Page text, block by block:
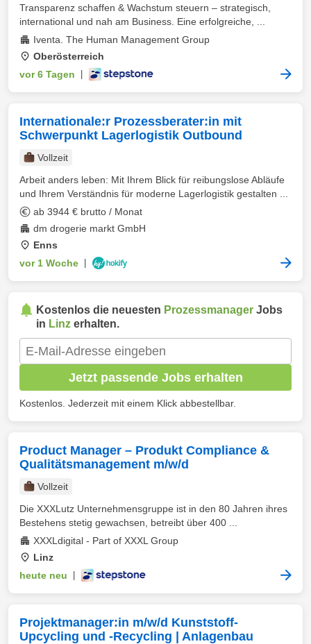
Transparenz schaffen & Wachstum steuern – strategisch,
international und nah am Business. Eine erfolgreiche, ...
Iventa. The Human Management Group
Oberösterreich
vor 6 Tagen
Internationale:r Prozessberater:in mit
Schwerpunkt Lagerlogistik Outbound
Vollzeit
Arbeit anders leben: Mit Ihrem Blick für reibungslose Abläufe
und Ihrem Verständnis für moderne Lagerlogistik gestalten ...
ab 3944 € brutto / Monat
dm drogerie markt GmbH
Enns
vor 1 Woche
Kostenlos die neuesten Prozessmanager Jobs
in Linz erhalten.
Jetzt passende Jobs erhalten
Kostenlos. Jederzeit mit einem Klick abbestellbar.
Product Manager – Produkt Compliance &
Qualitätsmanagement m/w/d
Vollzeit
Die XXXLutz Unternehmensgruppe ist in den 80 Jahren ihres
Bestehens stetig gewachsen, betreibt über 400 ...
XXXLdigital - Part of XXXL Group
Linz
heute neu
Projektmanager:in m/w/d Kunststoff-
Upcycling und -Recycling | Anlagenbau